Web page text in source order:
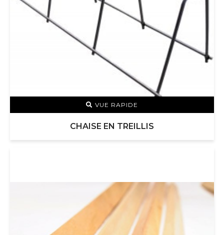
VUE RAPIDE
CHAISE EN TREILLIS